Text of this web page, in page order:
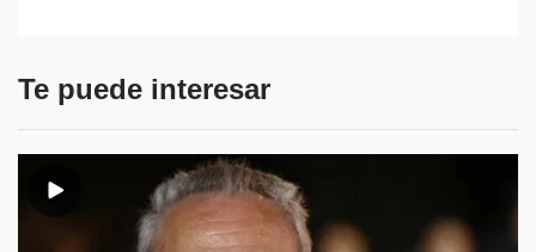
Te puede interesar